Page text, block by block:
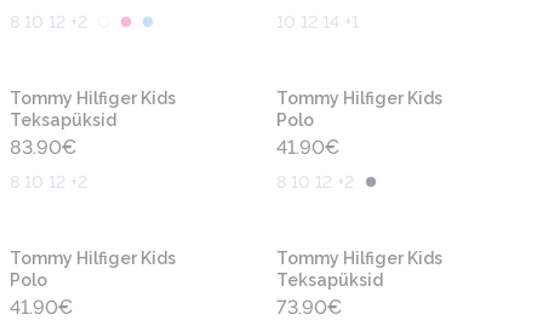
8 10 12 +2 10 12 14 +1
Tommy Hilfiger Kids
Teksapüksid
83.90€
8 10 12 +2
Tommy Hilfiger Kids
Polo
41.90€
8 10 12 +2
Tommy Hilfiger Kids
Polo
41.90€
Tommy Hilfiger Kids
Teksapüksid
73.90€